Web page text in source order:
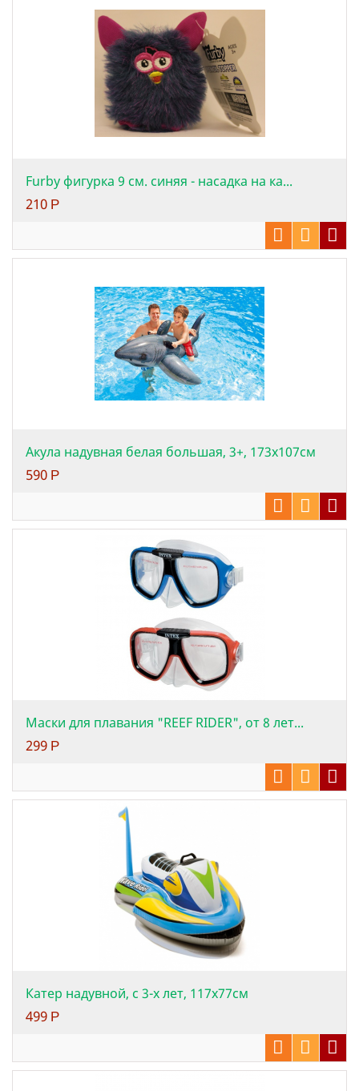
Furby фигурка 9 см. синяя - насадка на ка...
210 Р
Акула надувная белая большая, 3+, 173х107см
590 Р
Маски для плавания "REEF RIDER", от 8 лет...
299 Р
Катер надувной, с 3-х лет, 117х77см
499 Р